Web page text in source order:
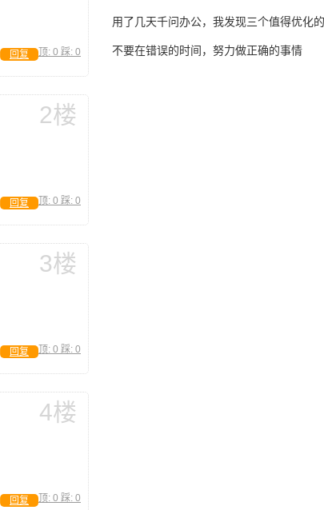
顶: 0 踩: 0
回复
2楼
顶: 0 踩: 0
回复
3楼
顶: 0 踩: 0
回复
4楼
顶: 0 踩: 0
回复
用了几天千问办公，我发现三个值得优化
不要在错误的时间，努力做正确的事情